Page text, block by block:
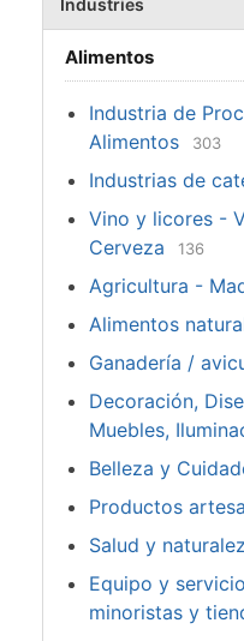
Industries
Alimentos
Industria de
Alimentos
303
Industrias de
Vino y licores -
Cerveza
136
Agricultura -
Alimentos
Ganadería /
Decoración,
Muebles,
Belleza y
Productos
Salud y
Equipo y
minoristas y